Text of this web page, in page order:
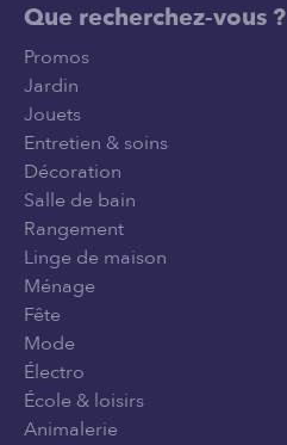
Que recherchez-vous ?
Promos
Jardin
Jouets
Entretien & soins
Décoration
Salle de bain
Rangement
Linge de maison
Ménage
Fête
Mode
Électro
École & loisirs
Animalerie